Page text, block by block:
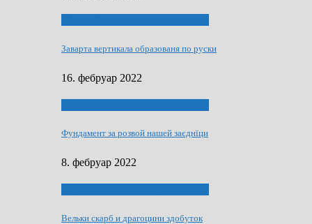
Заварта вертикала образованя по руски
16. фебруар 2022
Фундамент за розвой нашей заєднїци
8. фебруар 2022
Вельки скарб и драгоцини здобуток